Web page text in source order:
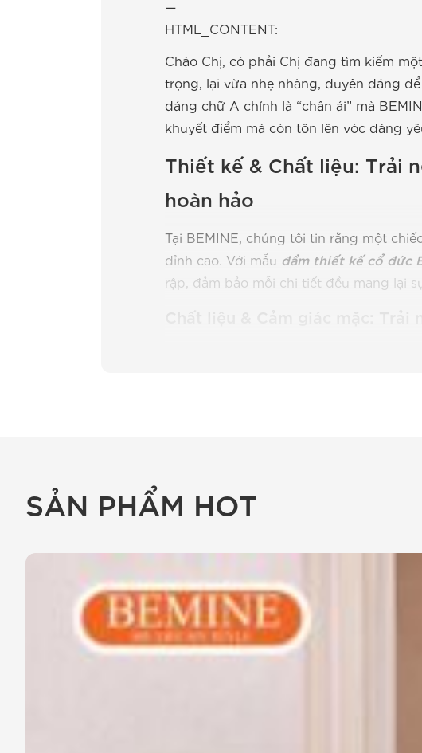
—
HTML_CONTENT:
Chào Chị, có phải Chị đang tìm kiếm
trọng, lại vừa nhẹ nhàng, duyên dáng
dáng chữ A chính là “chân ái” mà
khuyết điểm mà còn tôn lên vóc dáng
Thiết kế & Chất liệu: Trải
hoàn hảo
Tại BEMINE, chúng tôi tin rằng một
đỉnh cao. Với mẫu đầm thiết kế cổ đức
rập, đảm bảo mỗi chi tiết đều mang lại
Chất liệu & Cảm giác mặc:
Khả năng thấm hút cực đỉnh, thoáng
dính mồ hôi. Chị sẽ luôn cảm thấy dễ
Chống nhăn hiệu quả, tiết kiệm thời
xử lý chống nhăn đặc biệt này, Chị chỉ
diện đi làm ngay. Chiếc đầm sẽ luôn
Kiểu dáng & Thiết kế: Tôn vinh
SẢN PHẨM HOT